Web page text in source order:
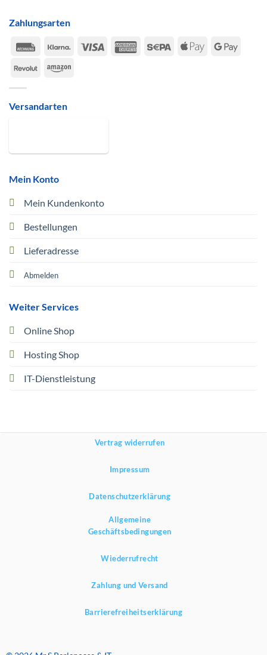
Mein Konto
Mein Kundenkonto
Bestellungen
Lieferadresse
Abmelden
Weiter Services
Online Shop
Hosting Shop
IT-Dienstleistung
Zahlungsarten
Rechung
Klarna Visa
American Sepa
Apple
Google
RevolutAmazon
Versandarten
Vertrag widerrufen
Impressum
Datenschutzerklärung
Allgemeine
Geschäftsbedingungen
Wiederrufrecht
Zahlung und Versand
Barrierefreiheitserklärung